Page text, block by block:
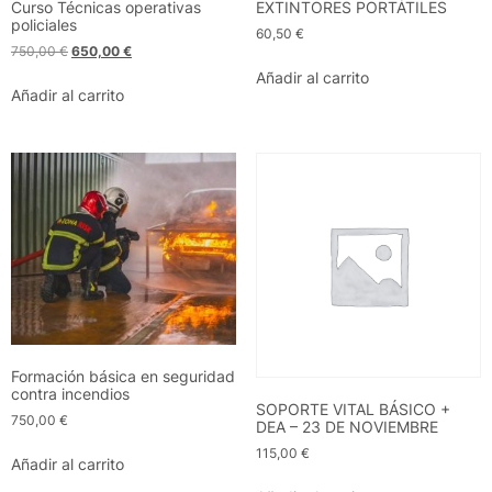
Curso Técnicas operativas
policiales
750,00€ 650,00 €
Añadir al carrito
EXTINTORES PORTÁTILES
60,50 €
Añadir al carrito
Formación básica en seguridad
contra incendios
750,00 €
Añadir al carrito
SOPORTE VITAL BÁSICO +
DEA – 23 DE NOVIEMBRE
115,00 €